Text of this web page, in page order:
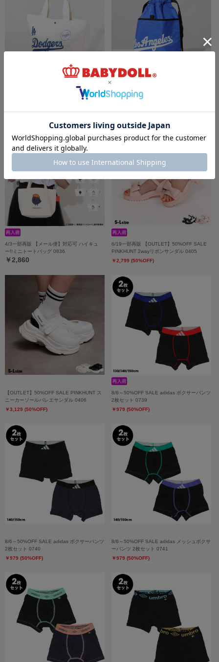
8/6～50%OFF SALE MLB/メジャーリーグベ
￥2,365 (50%OFF)
8/6～50%OFF SALE MLB/メジャーリーグベ
￥1,870 (50%OFF)
4/3一部再販 【メール便】対応可 ハイキュ
ー!!ミニトートバッグ 0836
￥2,860
6/19一部再販 【OUTLET】50%OFF SALE
PINKHUNT 2wayリボンサンダル 0405
￥2,799 (50%OFF)
【OUTLET】50%OFF SALE PINKHUNT ス
ニーカーソールバレエサンダル 0406
￥3,129 (50%OFF)
8/6～50%OFF SALE adidas ボクサーパンツ
2枚セット 0739
￥979 (50%OFF)
8/6～50%OFF SALE adidas ボクサーパンツ
2枚セット 0740
￥979 (50%OFF)
8/6～50%OFF SALE adidas メッシュボクサ
ーパンツ 2枚セット 0741
￥979 (50%OFF)